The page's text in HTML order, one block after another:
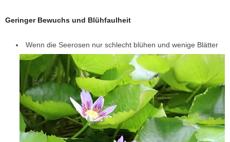
Geringer Bewuchs und Blühfaulheit
Wenn die Seerosen nur schlecht blühen und wenige Blätter